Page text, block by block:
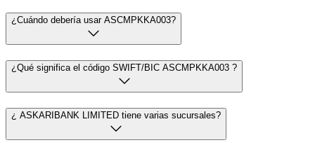
¿Cuándo debería usar ASCMPKKA003?
¿Qué significa el código SWIFT/BIC ASCMPKKA003 ?
¿ ASKARIBANK LIMITED tiene varias sucursales?